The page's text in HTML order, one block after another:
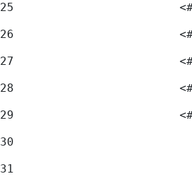
25
26
27
28
29
30
31